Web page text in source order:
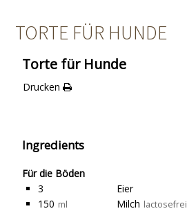
TORTE FÜR HUNDE
Torte für Hunde
Drucken
Ingredients
Für die Böden
3
Eier
150 ml Milch lactosefrei